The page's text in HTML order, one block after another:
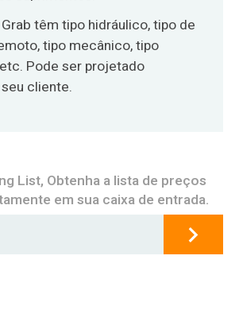
têm tipo hidráulico, tipo de
tipo mecânico, tipo
Pode ser projetado
cliente.
List, Obtenha a lista de preços
em sua caixa de entrada.